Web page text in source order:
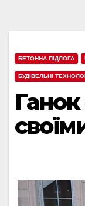
БЕТОННА ПІДЛОГА
БУДІВЕЛЬНІ